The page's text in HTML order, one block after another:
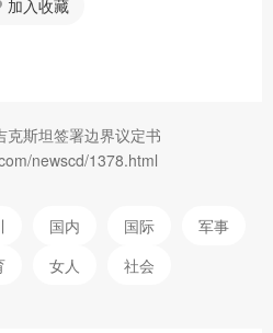
加入收藏
克斯坦签署边界议定书
newscd/1378.html
国内 国际
军事
女人 社会